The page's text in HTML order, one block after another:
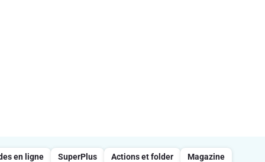
en ligne SuperPlus Actions et folder Magazine